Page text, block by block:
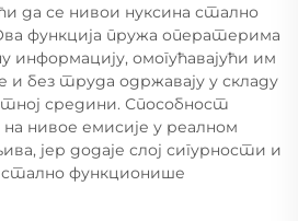
да се нивои нуксина стално
функција пружа оператерима
информацију, омогућавајући им
и без труда одржавају у складу
средини. Способност
нивое емисије у реалном
јер додаје слој сигурности и
стално функционише